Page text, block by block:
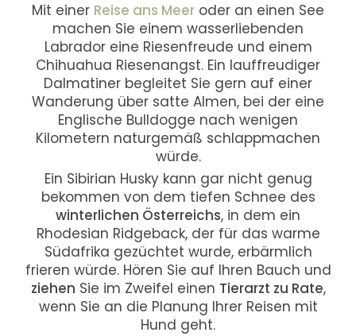
Mit einer Reise ans Meer oder an einen See
machen Sie einem wasserliebenden
Labrador eine Riesenfreude und einem
Chihuahua Riesenangst. Ein lauffreudiger
Dalmatiner begleitet Sie gern auf einer
Wanderung über satte Almen, bei der eine
Englische Bulldogge nach wenigen
Kilometern naturgemäß schlappmachen
würde.
Ein Sibirian Husky kann gar nicht genug
bekommen von dem tiefen Schnee des
winterlichen Österreichs, in dem ein
Rhodesian Ridgeback, der für das warme
Südafrika gezüchtet wurde, erbärmlich
frieren würde. Hören Sie auf Ihren Bauch und
ziehen Sie im Zweifel einen Tierarzt zu Rate,
wenn Sie an die Planung Ihrer Reisen mit
Hund geht.